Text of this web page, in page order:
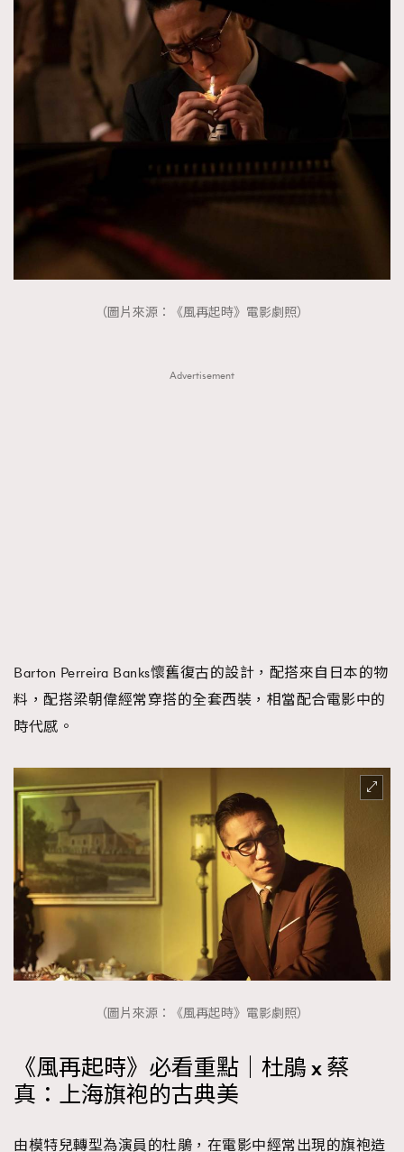
（圖片來源：《風再起時》電影劇照）
Advertisement
Barton Perreira Banks懷舊復古的設計，配搭來自日本的物
料，配搭梁朝偉經常穿搭的全套西裝，相當配合電影中的
時代感。
（圖片來源：《風再起時》電影劇照）
《風再起時》必看重點｜杜鵑 x 蔡
真：上海旗袍的古典美
由模特兒轉型為演員的杜鵑，在電影中經常出現的旗袍造